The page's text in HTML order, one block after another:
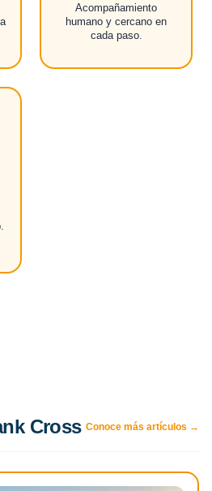
Acompañamiento
humano y cercano en
cada paso.
Cross Conoce más artículos →